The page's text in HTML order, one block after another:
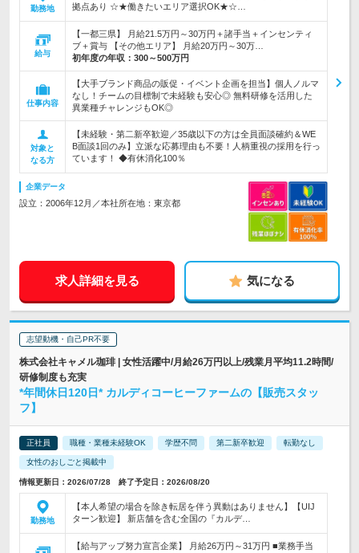
勤務地
拠点あり ☆★働きたいエリア選択OK★☆…
給与
【一都三県】 月給21.5万円～30万円＋諸手当＋インセンティ
ブ＋賞与 【その他エリア】 月給20万円～30万…
初年度の年収： 300～500万円
仕事内容
【大手ブランド商品の販促・イベント企画を担当】個人ノルマ
なし！チームの目標制で未経験も安心◎ 無料研修を活用した
異業種チャレンジもOK◎
対象と
なる方
【未経験・第二新卒歓迎／35歳以下の方は全員面談確約＆WE
B面談1回のみ】立派な応募理由も不要！人柄重視の採用を行っ
ています！ ◆有休消化100％
企業データ
設立：2006年12月／本社所在地：東京都
求人詳細を見る 気になる
志望動機・自己PR不要
株式会社キャメル珈琲 | 女性活躍中/月給26万円以上/残業月平均11.2時間/
研修制度も充実
*年間休日120日* カルディコーヒーファームの【販売スタッ
フ】
正社員 職種・業種未経験OK 学歴不問 第二新卒歓迎 転勤なし
女性のおしごと掲載中
情報更新日：2026/07/28 終了予定日：2026/08/20
勤務地
【本人希望の場合を除き転居を伴う異動はありません】【UIJ
ターン歓迎】 新店舗を含む全国の『カルデ…
【給与アップ努力宣言企業】 月給26万円～31万円 ■業務手当